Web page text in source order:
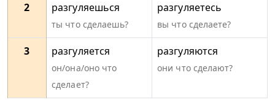
2 разгуляешься
ты что сделаешь?
разгуляетесь
вы что сделаете?
3 разгуляется
он/она/оно что
сделает?
разгуляются
они что сделают?